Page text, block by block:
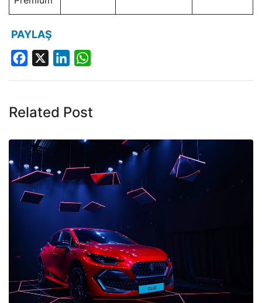
PAYLAŞ
Facebook LinkedIn
Related Post